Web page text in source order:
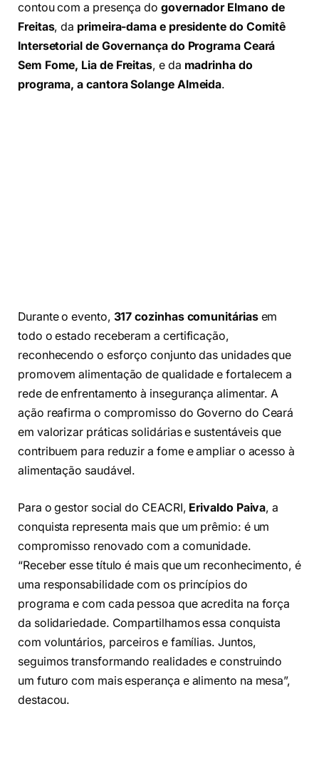
contou com a presença dogovernador Elmano de
Freitas, da primeira-dama e presidente do Comitê
Intersetorial de Governança do Programa Ceará
Sem Fome, Lia de Freitas, e da madrinha do
programa, a cantora Solange Almeida.
Durante o evento, 317 cozinhas comunitáriasem
todo o estado receberam a certificação,
reconhecendo o esforço conjunto das unidades que
promovem alimentação de qualidade e fortalecem a
rede de enfrentamento à insegurança alimentar. A
ação reafirma o compromisso do Governo do Ceará
em valorizar práticas solidárias e sustentáveis que
contribuem para reduzir a fome e ampliar o acesso à
alimentação saudável.
Para o gestor social do CEACRI, Erivaldo Paiva, a
conquista representa mais que um prêmio: é um
compromisso renovado com a comunidade.
“Receber esse título é mais que um reconhecimento, é
uma responsabilidade com os princípios do
programa e com cada pessoa que acredita na força
da solidariedade. Compartilhamos essa conquista
com voluntários, parceiros e famílias. Juntos,
seguimos transformando realidades e construindo
um futuro com mais esperança e alimento na mesa”,
destacou.